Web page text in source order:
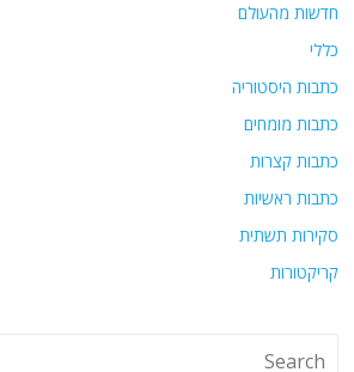
חדשות מהעולם
כללי
כתבות היסטוריה
כתבות מומחים
כתבות קצרות
כתבות ראשיות
סקירות תשתית
קריקטורות